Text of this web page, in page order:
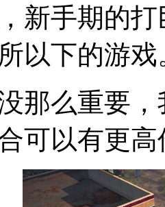
新手期的
以下的游戏
那么重要
可以有更高